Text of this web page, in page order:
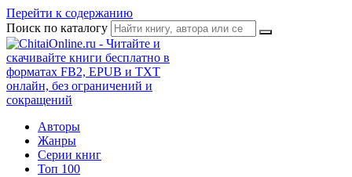
Перейти к содержанию
Поиск по каталогу
Авторы
Жанры
Серии книг
Топ 100